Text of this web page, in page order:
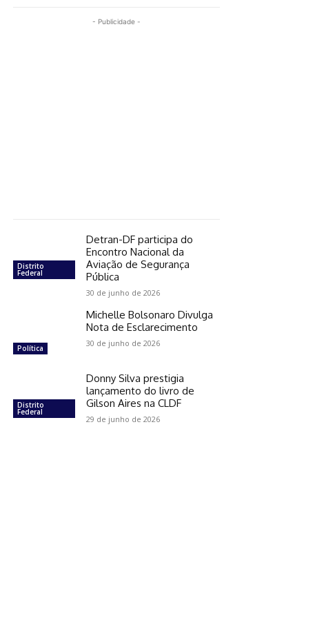
- Publicidade -
Distrito
Federal
Detran-DF participa do
Encontro Nacional da
Aviação de Segurança
Pública
30 de junho de 2026
Política
Michelle Bolsonaro Divulga
Nota de Esclarecimento
30 de junho de 2026
Distrito
Federal
Donny Silva prestigia
lançamento do livro de
Gilson Aires na CLDF
29 de junho de 2026